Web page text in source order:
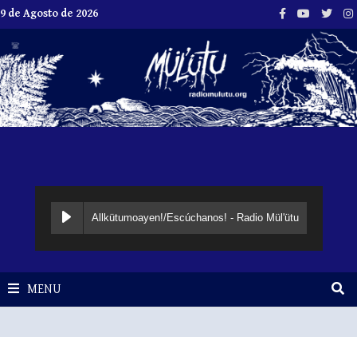
Skip
to
content
9 de Agosto de 2026
Allkütumoayen!/Escúchanos! - Radio Mül'ütu
MENU